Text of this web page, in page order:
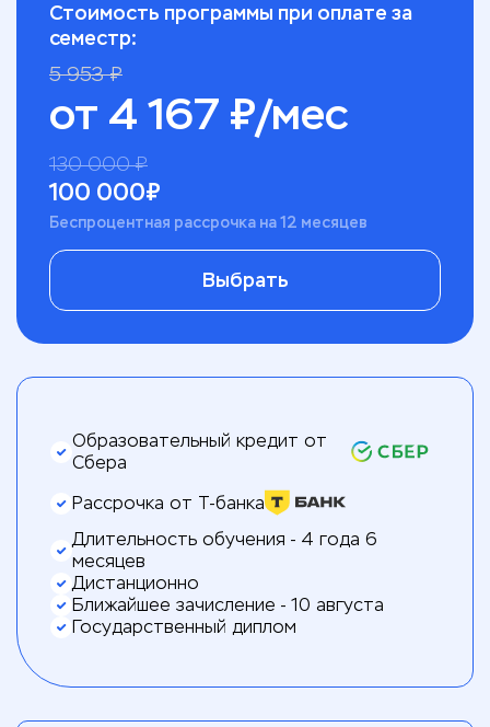
Стоимость программы при оплате за
семестр:
5 953₽
от 4 167 ₽/мес
130 000₽
100 000₽
Беспроцентная рассрочка на 12 месяцев
Выбрать
Образовательный кредит от
Сбера
Рассрочка от Т-банка
Длительность обучения - 4 года 6
месяцев
Дистанционно
Ближайшее зачисление - 10 августа
Государственный диплом